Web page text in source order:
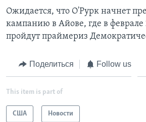
Ожидается, что О'Рурк начнет
кампанию в Айове, где в феврале
пройдут праймериз
Поделиться Follow us
This item is part of
США Новости